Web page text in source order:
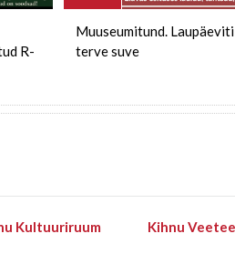
R-
Muuseumitund. Laupäeviti
terve suve
Kultuuriruum Kihnu